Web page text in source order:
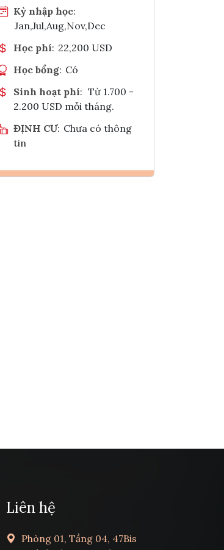
Kỳ nhập học:
Jan,Jul,Aug,Nov,Dec
Học phí: 22,200 USD
Học bổng: Có
Sinh hoạt phí: Từ 1.700 -
2.200 USD mỗi tháng.
ĐỊNH CƯ: Chưa có thông
tin
Liên hệ
Phòng 01, Tầng 04, 47Bis